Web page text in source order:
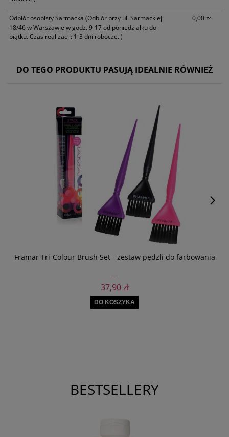
Odbiór osobisty Sarmacka (Odbiór przy ul. Sarmackiej
18/46 w Warszawie w godz. 9-17 od poniedziałku do
piątku. Czas realizacji: 1-3 dni robocze. )
0,00 zł
DO TEGO PRODUKTU PASUJĄ IDEALNIE RÓWNIEŻ
Framar Tri-Colour Brush Set - zestaw pędzli do farbowania
37,90 zł
DO KOSZYKA
BESTSELLERY